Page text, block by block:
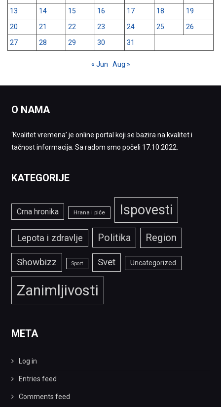
13
14 15 16 17 18
19
20
21 22 23 24 25
26
27
28 29 30 31
« Jun Aug »
O NAMA
‘Kvalitet vremena’ je online portal koji se bazira na kvalitet i
tačnost informacija. Sa radom smo počeli 17.10.2022.
KATEGORIJE
Crna hronika Hrana i piće Ispovesti
Lepota i zdravlje Politika Region
Showbizz Sport Svet Uncategorized
Zanimljivosti
META
Log in
Entries feed
Comments feed